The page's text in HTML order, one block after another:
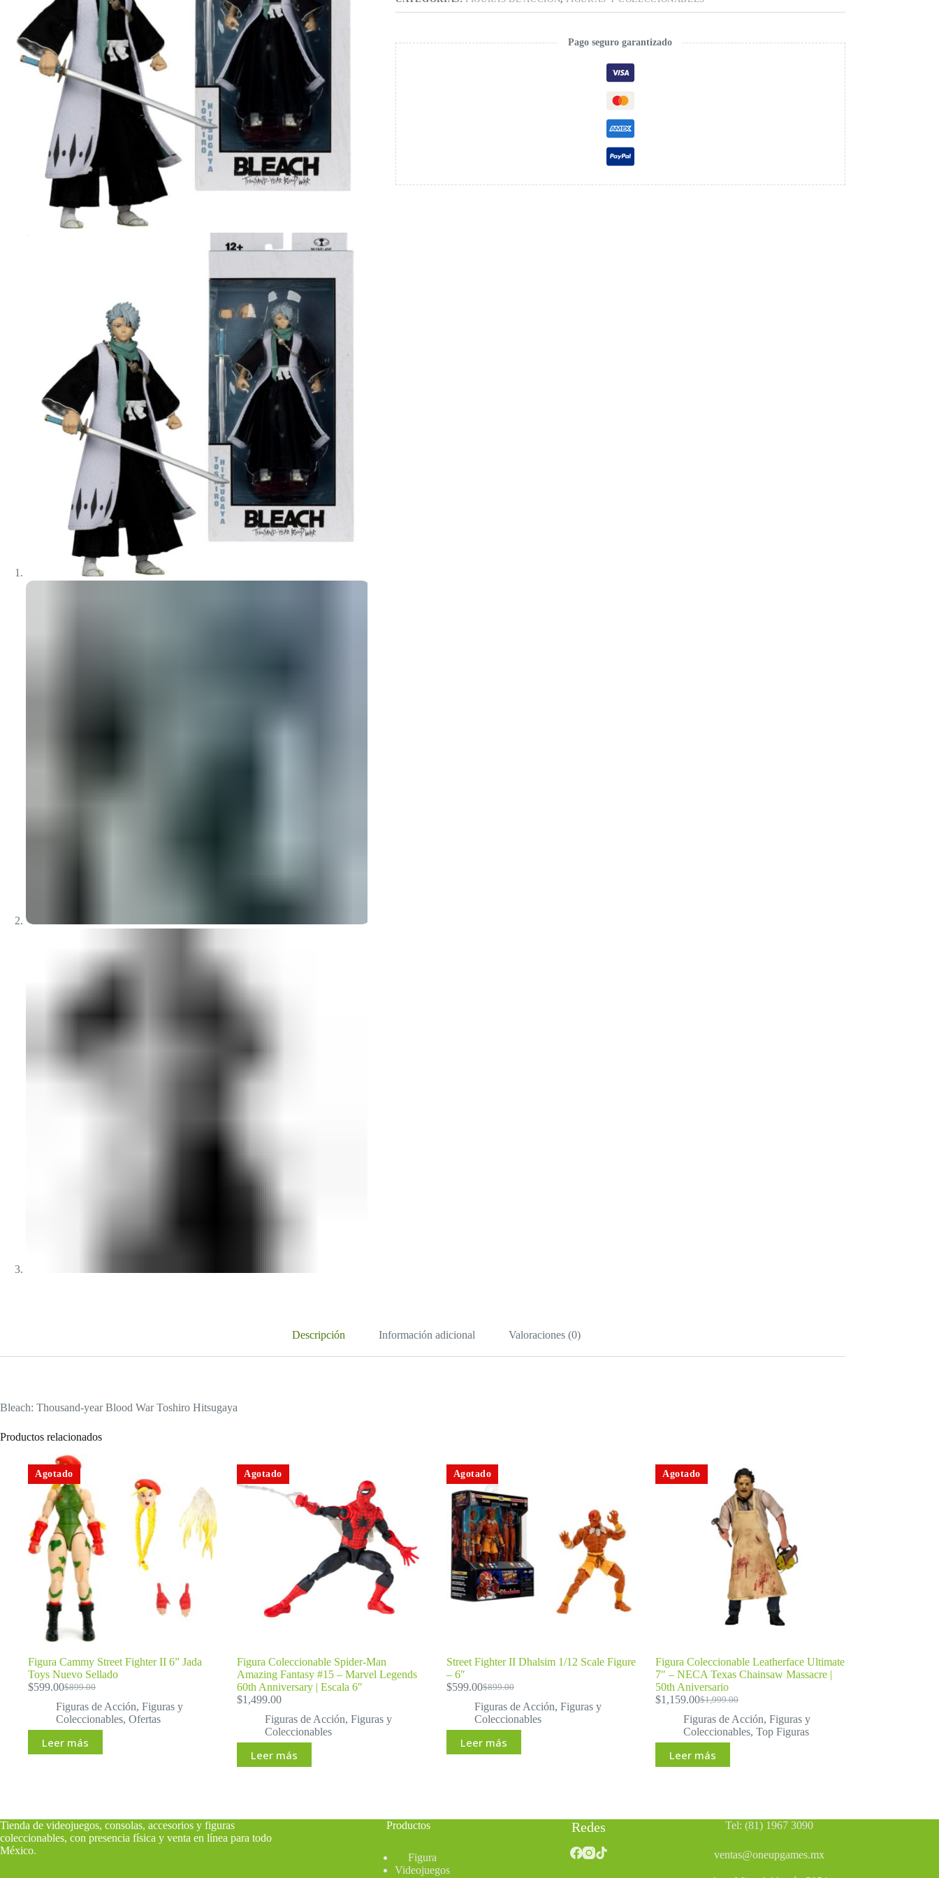
Pago seguro garantizado
Descripción Información adicional Valoraciones (0)
Bleach: Thousand-year Blood War Toshiro Hitsugaya
Productos relacionados
Agotado
Figura Cammy Street Fighter II 6” Jada
Toys Nuevo Sellado
$899.00
El
precio
original
era:
$899.00.
$599.00El
precio
actual
es:
$599.00.
Figuras de Acción, Figuras y
Coleccionables, Ofertas
Leer más
Agotado
Figura Coleccionable Spider-Man
Amazing Fantasy #15 – Marvel Legends
60th Anniversary | Escala 6″
$1,499.00
Figuras de Acción,Figuras y
Coleccionables
Leer más
Agotado
Street Fighter II Dhalsim 1/12 Scale Figure
– 6″
$899.00
El
precio
original
era:
$899.00.
$599.00El
precio
actual
es:
$599.00.
Figuras de Acción, Figuras y
Coleccionables
Leer más
Agotado
Figura Coleccionable Leatherface Ultimate
7″ – NECA Texas Chainsaw Massacre |
50th Aniversario
$1,999.00
El
precio
original
era:
$1,999.00.
$1,159.00El
precio
actual
es:
$1,159.00.
Figuras de Acción,Figuras y
Coleccionables,Top Figuras
Leer más
Tienda de videojuegos, consolas, accesorios y figuras
coleccionables, con presencia física y venta en línea para todo
México.
Productos
Figura
Videojuegos
Redes Tel: (81) 1967 3090
ventas@oneupgames.mx